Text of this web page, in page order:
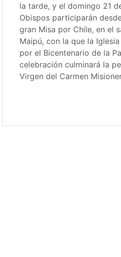
la tarde, y el domingo 21
Obispos participarán
gran Misa por Chile, en el
Maipú, con la que la
por el Bicentenario de la
celebración culminará la
Virgen del Carmen